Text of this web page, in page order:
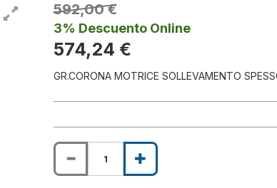
592,00 €
3% Descuento Online
574,24 €
GR.CORONA MOTRICE SOLLEVAMENTO